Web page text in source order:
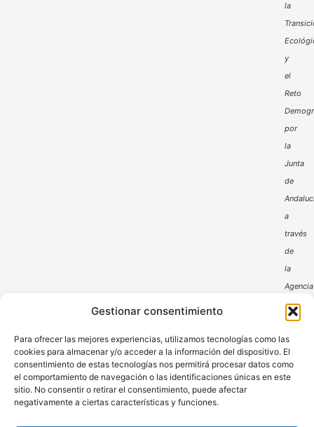
Gestionar consentimiento
Para ofrecer las mejores experiencias, utilizamos tecnologías como las
cookies para almacenar y/o acceder a la información del dispositivo. El
consentimiento de estas tecnologías nos permitirá procesar datos como
el comportamiento de navegación o las identificaciones únicas en este
sitio. No consentir o retirar el consentimiento, puede afectar
negativamente a ciertas características y funciones.
la
y
el
Reto
por
la
Junta
de
a
través
de
la
Agencia
de
la
Energía.